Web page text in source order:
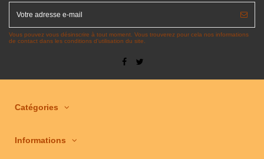
Vous pouvez vous désinscrire à tout moment. Vous trouverez pour cela nos informations
de contact dans les conditions d'utilisation du site.
Catégories
Informations